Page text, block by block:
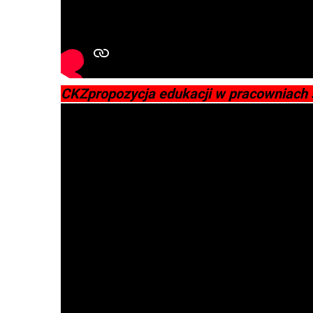
CKZpropozycja edukacji w